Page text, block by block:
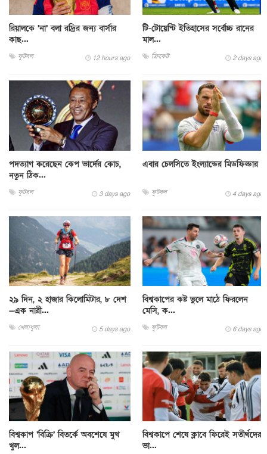
রিয়ালকে ‘না’ বলা রদ্রির জন্য বার্সার
কাছ...
ফুটবল 12 hours ago
টি-টোয়েন্টি ইতিহাসের সর্বোচ্চ রানের
মাল...
ক্রিকেট 2 days ago
পদত্যাগ করেছেন কেপ ভার্দের কোচ,
নতুন ঠিক...
ফুটবল 3 days ago
এবার চেলসিতে ইংল্যান্ডের মিডফিল্ডার
ফুটবল 4 days ago
২৯ দিন, ২ হাজার কিলোমিটার, ৮ দেশ
—এক নারী...
খেলাধুলা 5 days ago
বিশ্বকাপের কষ্ট ভুলে মাঠে ফিরলেন
মেসি, ক...
ফুটবল 6 days ago
বিশ্বকাপ ‘বিক্রি’ বিতর্কে অবশেষে মুখ
খুল...
বিশ্বকাপে শেষে ক্লাবে ফিরেই সতীর্থদের
ভা...